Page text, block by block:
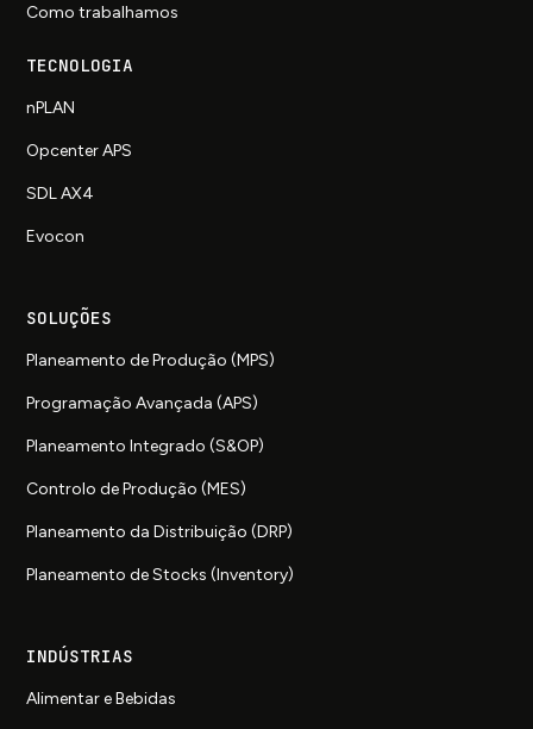
Como trabalhamos
TECNOLOGIA
nPLAN
Opcenter APS
SDL AX4
Evocon
SOLUÇÕES
Planeamento de Produção (MPS)
Programação Avançada (APS)
Planeamento Integrado (S&OP)
Controlo de Produção (MES)
Planeamento da Distribuição (DRP)
Planeamento de Stocks (Inventory)
INDÚSTRIAS
Alimentar e Bebidas